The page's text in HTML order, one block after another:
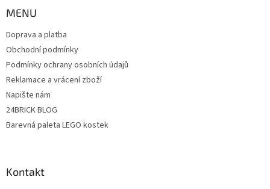
MENU
Doprava a platba
Obchodní podmínky
Podmínky ochrany osobních údajů
Reklamace a vrácení zboží
Napište nám
24BRICK BLOG
Barevná paleta LEGO kostek
Kontakt